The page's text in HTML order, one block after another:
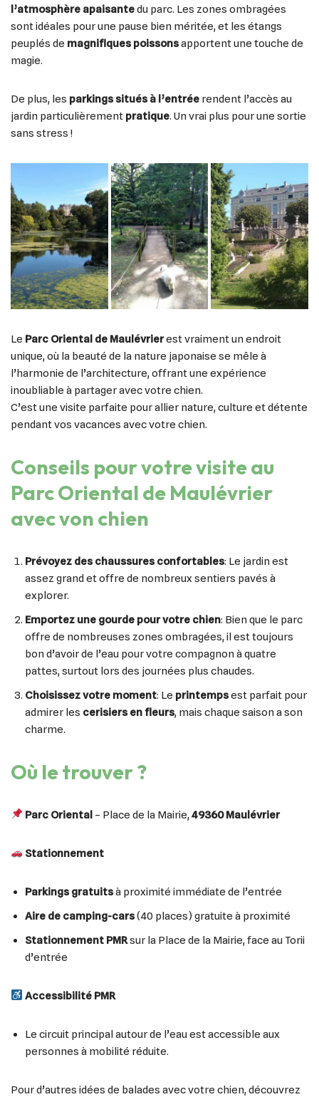
l’atmosphère apaisantedu parc. Les zones ombragées
sont idéales pour une pause bien méritée, et les étangs
peuplés de magnifiques poissonsapportent une touche de
magie.
De plus, les parkings situés à l’entrée rendent l’accès au
jardin particulièrement pratique. Un vrai plus pour une sortie
sans stress !
Le Parc Oriental de Maulévrierest vraiment un endroit
unique, où la beauté de la nature japonaise se mêle à
l’harmonie de l’architecture, offrant une expérience
inoubliable à partager avec votre chien.
C’est une visite parfaite pour allier nature, culture et détente
pendant vos vacances avec votre chien.
Conseils pour votre visite au
Parc Oriental de Maulévrier
avec von chien
Prévoyez des chaussures confortables: Le jardin est
assez grand et offre de nombreux sentiers pavés à
explorer.
Emportez une gourde pour votre chien: Bien que le parc
offre de nombreuses zones ombragées, il est toujours
bon d’avoir de l’eau pour votre compagnon à quatre
pattes, surtout lors des journées plus chaudes.
Choisissez votre moment: Le printempsest parfait pour
admirer les cerisiers en fleurs, mais chaque saison a son
charme.
Où le trouver ?
Parc Oriental – Place de la Mairie,49360 Maulévrier
Stationnement
Parkings gratuitsà proximité immédiate de l’entrée
Aire de camping-cars(40 places) gratuite à proximité
Stationnement PMRsur la Place de la Mairie, face au Torii
d’entrée
Accessibilité PMR
Le circuit principal autour de l’eau est accessible aux
personnes à mobilité réduite.
Pour d’autres idées de balades avec votre chien, découvrez